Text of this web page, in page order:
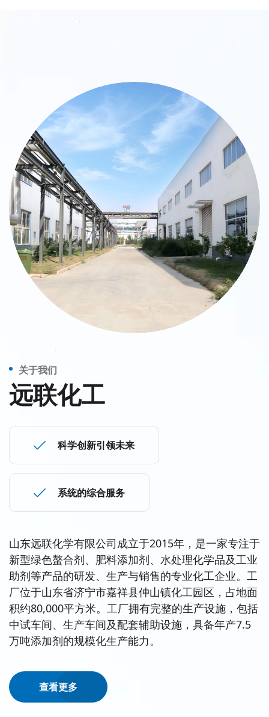
关于我们
远联化工
科学创新引领未来
系统的综合服务
山东远联化学有限公司成立于2015年，是一家专注于
新型绿色螯合剂、肥料添加剂、水处理化学品及工业
助剂等产品的研发、生产与销售的专业化工企业。工
厂位于山东省济宁市嘉祥县仲山镇化工园区，占地面
积约80,000平方米。工厂拥有完整的生产设施，包括
中试车间、生产车间及配套辅助设施，具备年产7.5
万吨添加剂的规模化生产能力。
查看更多